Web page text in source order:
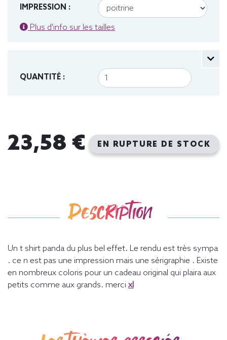
IMPRESSION :
Plus d'info sur les tailles
QUANTITÉ :
23,58 € EN RUPTURE DE STOCK
Description
Un t shirt panda du plus bel effet. Le rendu est très sympa
. ce n est pas une impression mais une sérigraphie . Existe
en nombreux coloris pour un cadeau original qui plaira aux
petits comme aux grands. merci xl